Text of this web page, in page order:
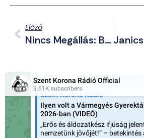
Előző
Nincs Megállás: Böjte Csabát Is Letiltotta A Facebook